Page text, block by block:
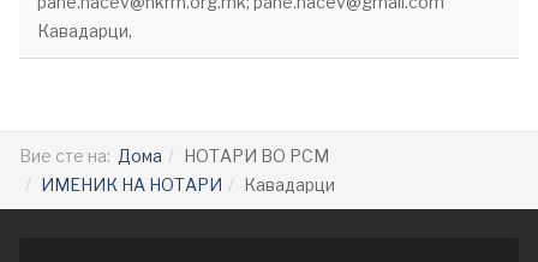
Кавадарци,
Вие сте на: Дома
НОТАРИ ВО РСМ
ИМЕНИК НА НОТАРИ
Кавадарци